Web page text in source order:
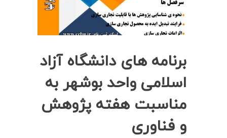
برنامه های دانشگاه آزاد
اسلامی واحد بوشهر به
مناسبت هفته پژوهش
و فناوری